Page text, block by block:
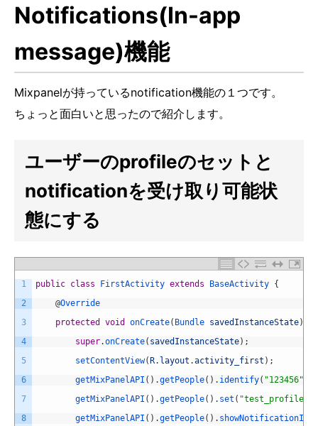
Notifications(In-app
message)機能
Mixpanelが持っているnotification機能の１つです。
ちょっと面白いと思ったので紹介します。
ユーザーのprofileのセットと
notificationを受け取り可能状
態にする
1
2
3
4
5
6
7
8
public class FirstActivity extends BaseActivity {
@Override
protected
void onCreate( Bundle savedInstanceState)
super.onCreate( savedInstanceState) ;
setContentView(R. layout .activity_first ) ;
getMixPanelAPI ( ) .getPeople( ) . identify( "123456"
getMixPanelAPI ( ) .getPeople( ) . set ( "test_profile"
getMixPanelAPI ( ) .getPeople( ) .